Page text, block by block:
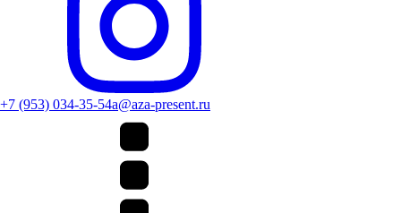
+7 (953) 034-35-54a@aza-present.ru